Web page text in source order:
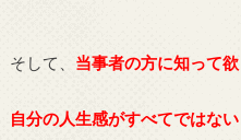
そして、 当事者の方に知って
自分の人生感がすべてではない